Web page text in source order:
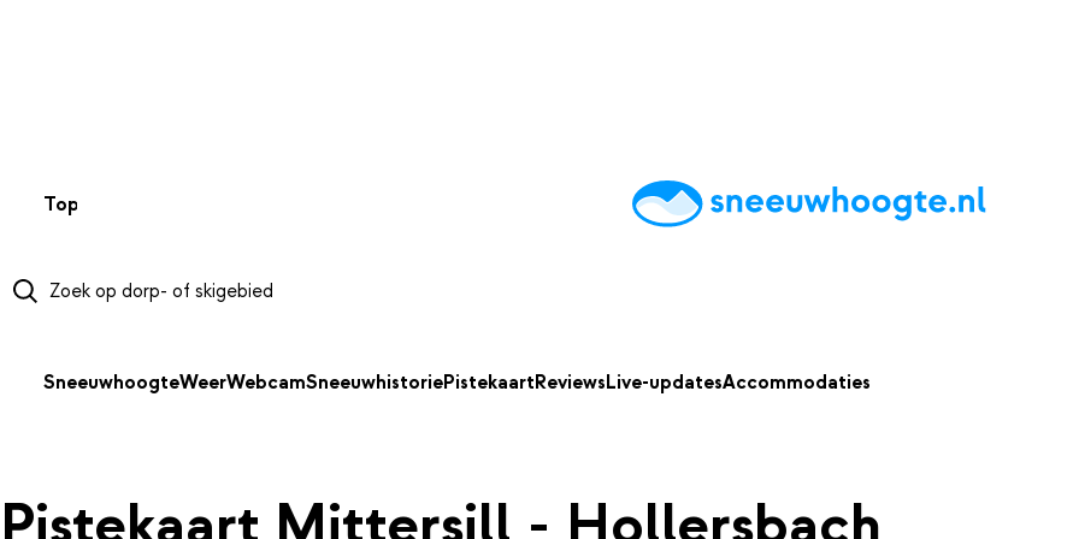
Top 50 AccommodatiesTipsReviewsLive updatesApp
SneeuwhoogteWeerWebcamSneeuwhistoriePistekaartReviewsLive-updatesAccommodaties